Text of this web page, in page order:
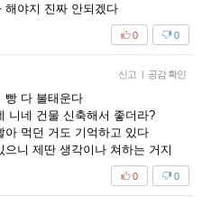
해야지 진짜 안되겠다
0
0
신고 | 공감 확인
빵 다 불태운다
니네 건물 신축해서 좋더라?
아 먹던 거도 기억하고 있다
니 제딴 생각이나 쳐하는 거지
0
0